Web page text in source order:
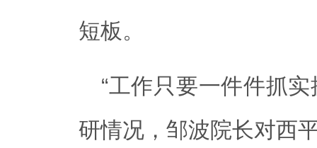
短板。
“工作只要一件件抓
研情况，邹波院长对西